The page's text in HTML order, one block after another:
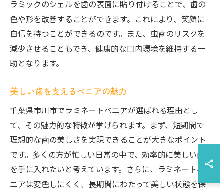
ラミックのシェルを歯の表面に貼り付けることで、歯の
色や形を改善することができます。これにより、笑顔に
自信を持つことができるのです。また、虫歯のリスクを
減少させることもでき、健康的な口内環境を維持する一
助となります。
美しい歯を支えるべニアの魅力
千葉県市川市でラミネートべニアが選ばれる理由とし
て、その魅力的な特徴が挙げられます。まず、短期間で
理想的な歯の美しさを実現できることが大きなポイント
です。多くの方が忙しい日常の中で、効率的に美しい歯
を手に入れたいと考えています。さらに、ラミネートべ
ニアは変色しにくく、長期間にわたって美しい状態を保